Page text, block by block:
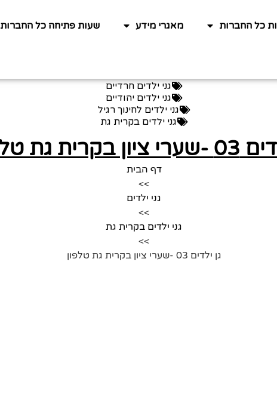
כל החברות מאגרי מידע שעות פתיחה כל החברות
גני ילדים חרדיים
גני ילדים יהודיים
גני ילדים לחינוך רגיל
גני ילדים בקרית גת
גת טלפון
דף הבית
>>
גני ילדים
>>
גני ילדים בקרית גת
>>
גן ילדים 03 -שערי ציון בקרית גת טלפון